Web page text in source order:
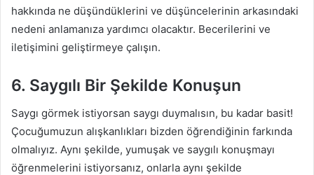
hakkında ne düşündüklerini ve düşüncelerinin arkasındaki
nedeni anlamanıza yardımcı olacaktır. Becerilerini ve
iletişimini geliştirmeye çalışın.
6. Saygılı Bir Şekilde Konuşun
Saygı görmek istiyorsan saygı duymalısın, bu kadar basit!
Çocuğumuzun alışkanlıkları bizden öğrendiğinin farkında
olmalıyız. Aynı şekilde, yumuşak ve saygılı konuşmayı
öğrenmelerini istiyorsanız, onlarla aynı şekilde